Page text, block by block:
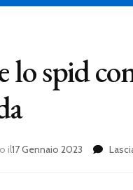
lo spid
il17 Gennaio 2023